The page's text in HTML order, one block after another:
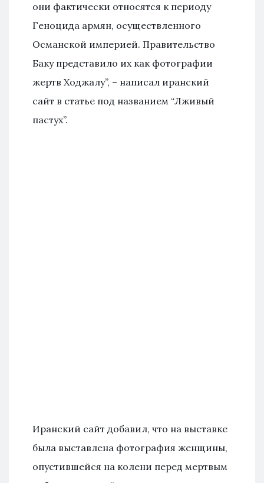
они фактически относятся к периоду
Геноцида армян, осуществленного
Османской империей. Правительство
Баку представило их как фотографии
жертв Ходжалу”, – написал иранский
сайт в статье под названием “Лживый
пастух”.
Иранский сайт добавил, что на выставке
была выставлена фотография женщины,
опустившейся на колени перед мертвым